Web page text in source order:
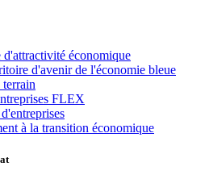
économique
d'avenir de l'économie bleue
terrain
FLEX
à la transition économique